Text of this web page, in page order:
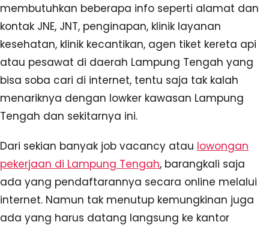
membutuhkan beberapa info seperti alamat dan
kontak JNE, JNT, penginapan, klinik layanan
kesehatan, klinik kecantikan, agen tiket kereta api
atau pesawat di daerah Lampung Tengah yang
bisa soba cari di internet, tentu saja tak kalah
menariknya dengan lowker kawasan Lampung
Tengah dan sekitarnya ini.
Dari sekian banyak job vacancy atau lowongan
pekerjaan di Lampung Tengah, barangkali saja
ada yang pendaftarannya secara online melalui
internet. Namun tak menutup kemungkinan juga
ada yang harus datang langsung ke kantor